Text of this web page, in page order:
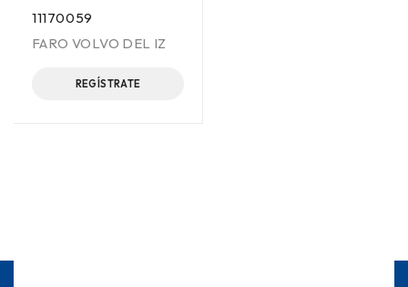
11170059
FARO VOLVO DEL IZ
REGÍSTRATE